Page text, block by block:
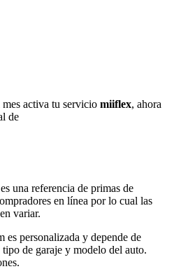
activa tu servicio miiflex, ahora
de
una referencia de primas de
en línea por lo cual las
variar.
es personalizada y depende de
de garaje y modelo del auto.